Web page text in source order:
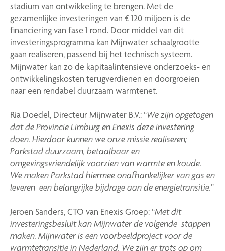
stadium van ontwikkeling te brengen. Met de
gezamenlijke investeringen van € 120 miljoen is de
financiering van fase 1 rond. Door middel van dit
investeringsprogramma kan Mijnwater schaalgrootte
gaan realiseren, passend bij het technisch systeem.
Mijnwater kan zo de kapitaalintensieve onderzoeks- en
ontwikkelingskosten terugverdienen en doorgroeien
naar een rendabel duurzaam warmtenet.
Ria Doedel, Directeur Mijnwater B.V.: “We zijn opgetogen
dat de Provincie Limburg en Enexis deze investering
doen. Hierdoor kunnen we onze missie realiseren;
Parkstad duurzaam, betaalbaar en
omgevingsvriendelijk voorzien van warmte en koude.
We maken Parkstad hiermee onafhankelijker van gas en
leveren een belangrijke bijdrage aan de energietransitie.”
Jeroen Sanders, CTO van Enexis Groep: “Met dit
investeringsbesluit kan Mijnwater de volgende stappen
maken. Mijnwater is een voorbeeldproject voor de
warmtetransitie in Nederland. We zijn er trots op om